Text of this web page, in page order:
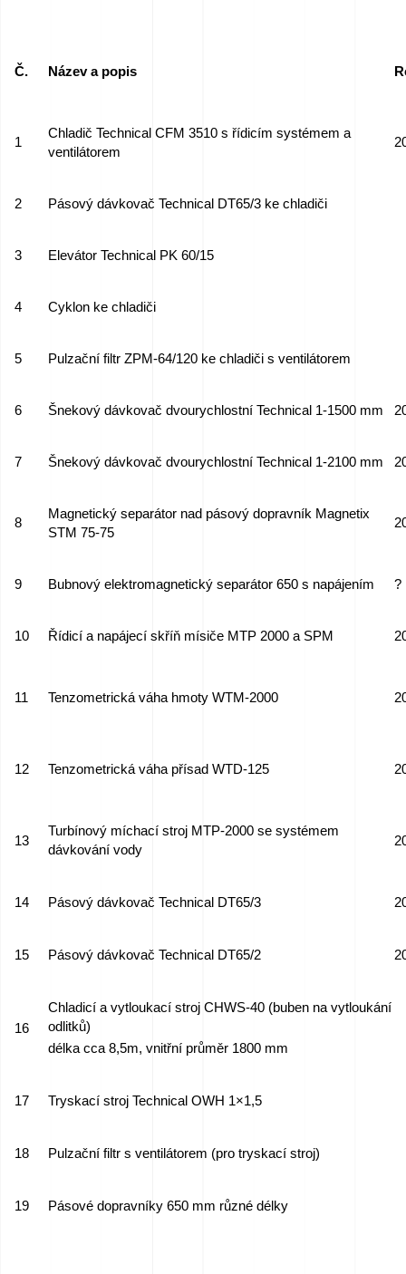
Č. Název a popis
1
Chladič Technical CFM 3510 s řídicím systémem a
ventilátorem
2 Pásový dávkovač Technical DT65/3 ke chladiči
3 Elevátor Technical PK 60/15
4 Cyklon ke chladiči
5 Pulzační filtr ZPM-64/120 ke chladiči s ventilátorem
6 Šnekový dávkovač dvourychlostní Technical 1-1500 mm
7 Šnekový dávkovač dvourychlostní Technical 1-2100 mm
8
Magnetický separátor nad pásový dopravník Magnetix
STM 75-75
9 Bubnový elektromagnetický separátor 650 s napájením ?
10 Řídicí a napájecí skříň mísiče MTP 2000 a SPM
11 Tenzometrická váha hmoty WTM-2000
12 Tenzometrická váha přísad WTD-125
13
Turbínový míchací stroj MTP-2000 se systémem
dávkování vody
14 Pásový dávkovač Technical DT65/3
15 Pásový dávkovač Technical DT65/2
16
Chladicí a vytloukací stroj CHWS-40 (buben na vytloukání
odlitků)
délka cca 8,5m, vnitřní průměr 1800 mm
17 Tryskací stroj Technical OWH 1×1,5
18 Pulzační filtr s ventilátorem (pro tryskací stroj)
19 Pásové dopravníky 650 mm různé délky